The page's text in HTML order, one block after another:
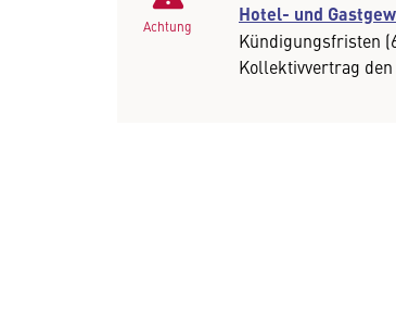
Achtung
Hotel- und
Kündigungsfristen
Kollektivvertrag